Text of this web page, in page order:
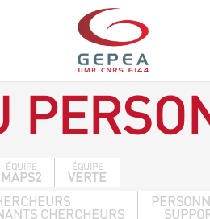
ÉQUIPE
MAPS2
ÉQUIPE
VERTE
CHERCHEURS